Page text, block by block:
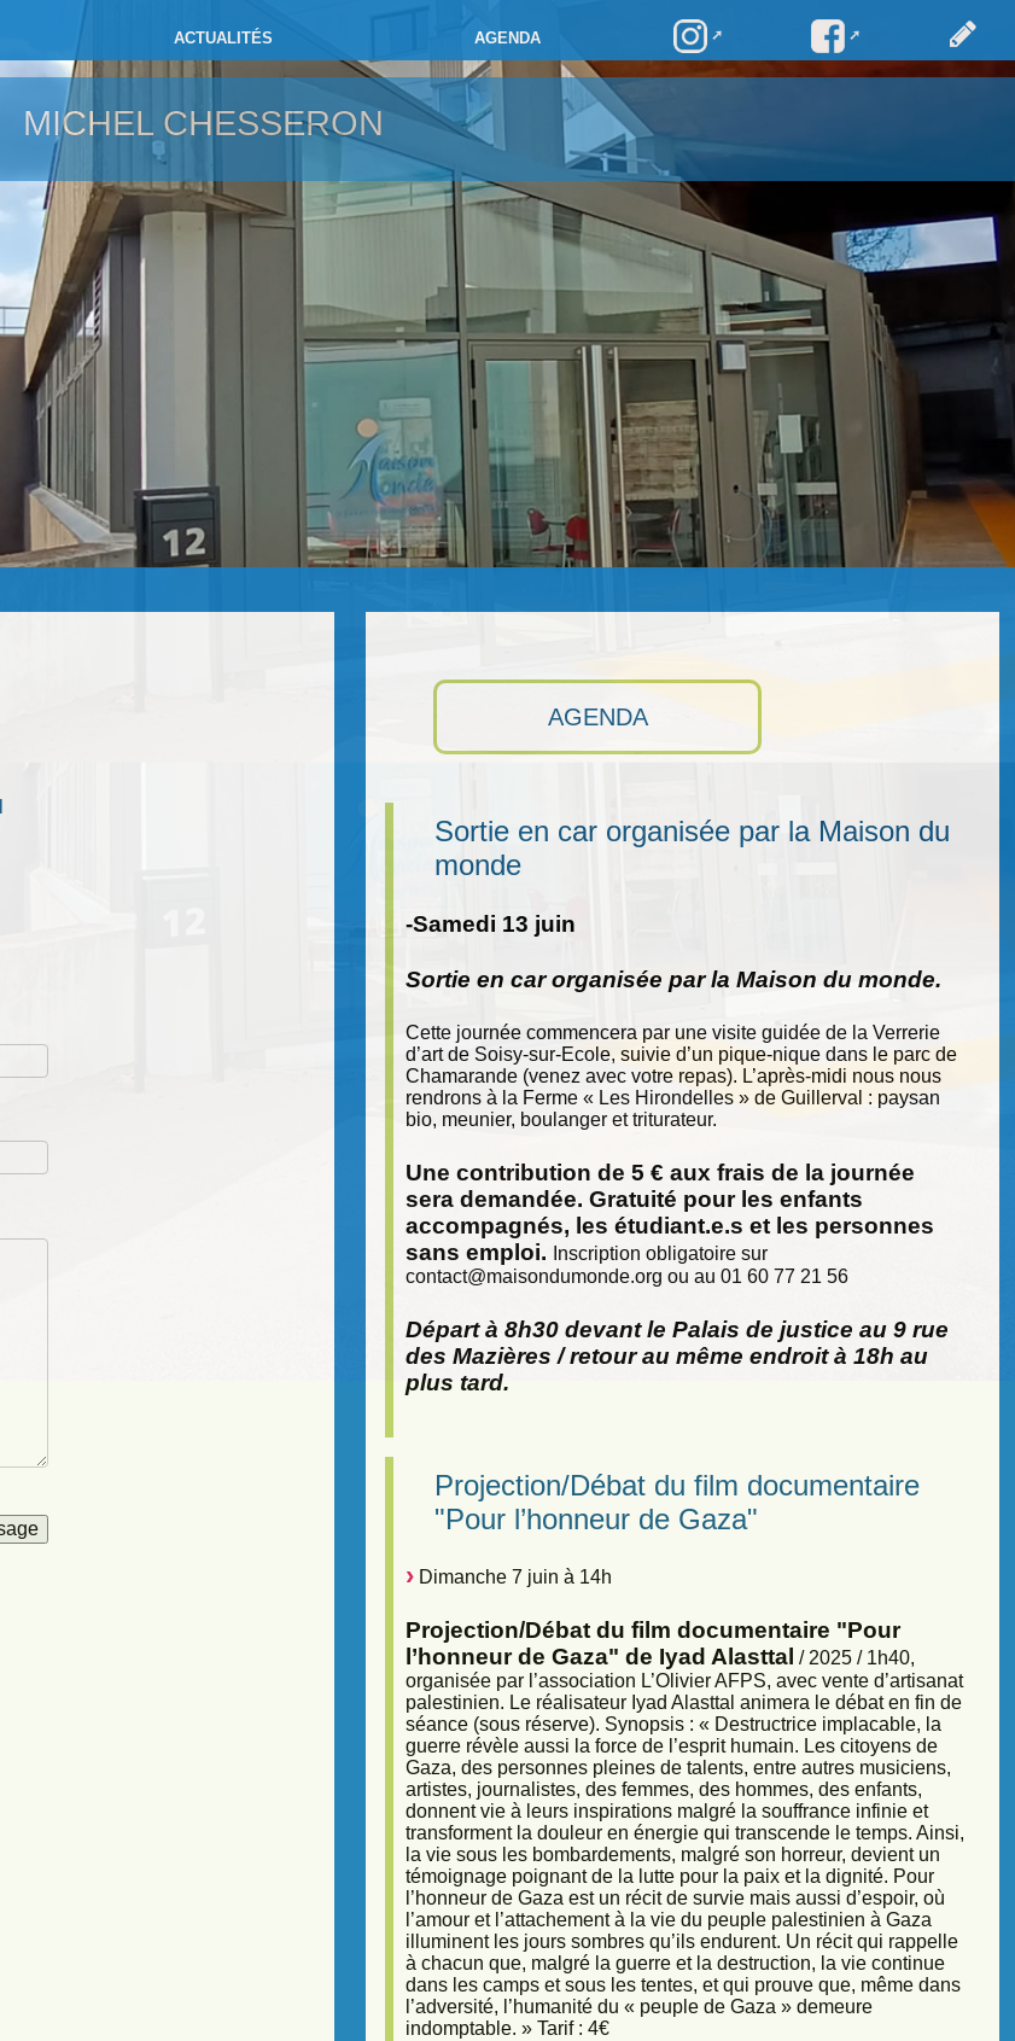
ACTUALITÉS AGENDA
MICHEL CHESSERON
AGENDA
Sortie en car organisée par la Maison du
monde
-Samedi 13 juin
Sortie en car organisée par la Maison du monde.
Cette journée commencera par une visite guidée de la Verrerie
d’art de Soisy-sur-Ecole, suivie d’un pique-nique dans le parc de
Chamarande (venez avec votre repas). L’après-midi nous nous
rendrons à la Ferme « Les Hirondelles » de Guillerval : paysan
bio, meunier, boulanger et triturateur.
Une contribution de 5 € aux frais de la journée
sera demandée. Gratuité pour les enfants
accompagnés, les étudiant.e.s et les personnes
sans emploi.
Inscription obligatoire sur
contact@maisondumonde.org ou au 01 60 77 21 56
Départ à 8h30 devant le Palais de justice au 9 rue
des Mazières / retour au même endroit à 18h au
plus tard.
Projection/Débat du film documentaire
"Pour l’honneur de Gaza"
Dimanche 7 juin à 14h
Projection/Débat du film documentaire "Pour
l’honneur de Gaza" de Iyad Alasttal / 2025 / 1h40,
organisée par l’association L’Olivier AFPS, avec vente d’artisanat
palestinien. Le réalisateur Iyad Alasttal animera le débat en fin de
séance (sous réserve). Synopsis : « Destructrice implacable, la
guerre révèle aussi la force de l’esprit humain. Les citoyens de
Gaza, des personnes pleines de talents, entre autres musiciens,
artistes, journalistes, des femmes, des hommes, des enfants,
donnent vie à leurs inspirations malgré la souffrance infinie et
transforment la douleur en énergie qui transcende le temps. Ainsi,
la vie sous les bombardements, malgré son horreur, devient un
témoignage poignant de la lutte pour la paix et la dignité. Pour
l’honneur de Gaza est un récit de survie mais aussi d’espoir, où
l’amour et l’attachement à la vie du peuple palestinien à Gaza
illuminent les jours sombres qu’ils endurent. Un récit qui rappelle
à chacun que, malgré la guerre et la destruction, la vie continue
dans les camps et sous les tentes, et qui prouve que, même dans
l’adversité, l’humanité du « peuple de Gaza » demeure
indomptable. » Tarif : 4€